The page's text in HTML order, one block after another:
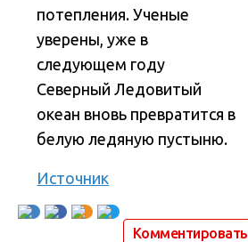
потепления. Ученые
уверены, уже в
следующем году
Северный Ледовитый
океан вновь превратится в
белую ледяную пустыню.
Источник
Комментировать